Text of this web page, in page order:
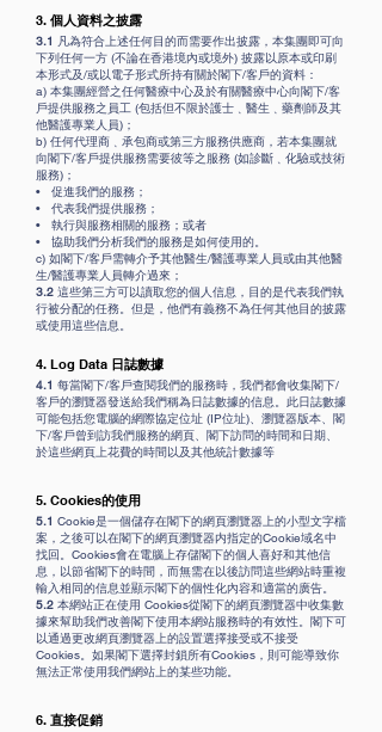
3. 個人資料之披露
3.1 凡為符合上述任何目的而需要作出披露，本集團即可向
下列任何一方 (不論在香港境內或境外) 披露以原本或印刷
本形式及/或以電子形式所持有關於閣下/客戶的資料：
a) 本集團經營之任何醫療中心及於有關醫療中心向閣下/客
戶提供服務之員工 (包括但不限於護士﹑醫生﹑藥劑師及其
他醫護專業人員)；
b) 任何代理商﹑承包商或第三方服務供應商，若本集團就
向閣下/客戶提供服務需要彼等之服務 (如診斷﹑化驗或技術
服務)；
• 促進我們的服務；
• 代表我們提供服務；
• 執行與服務相關的服務；或者
• 協助我們分析我們的服務是如何使用的。
c) 如閣下/客戶需轉介予其他醫生/醫護專業人員或由其他醫
生/醫護專業人員轉介過來；
3.2 這些第三方可以讀取您的個人信息，目的是代表我們執
行被分配的任務。但是，他們有義務不為任何其他目的披露
或使用這些信息。
4. Log Data 日誌數據
4.1 每當閣下/客戶查閱我們的服務時，我們都會收集閣下/
客戶的瀏覽器發送給我們稱為日誌數據的信息。此日誌數據
可能包括您電腦的網際協定位址 (IP位址)、瀏覽器版本、閣
下/客戶曾到訪我們服務的網頁、閣下訪問的時間和日期、
於這些網頁上花費的時間以及其他統計數據等
5. Cookies的使用
5.1 Cookie是一個儲存在閣下的網頁瀏覽器上的小型文字檔
案，之後可以在閣下的網頁瀏覽器内指定的Cookie域名中
找回。Cookies會在電腦上存儲閣下的個人喜好和其他信
息，以節省閣下的時間，而無需在以後訪問這些網站時重複
輸入相同的信息並顯示閣下的個性化內容和適當的廣告。
5.2 本網站正在使用 Cookies從閣下的網頁瀏覽器中收集數
據來幫助我們改善閣下使用本網站服務時的有效性。閣下可
以通過更改網頁瀏覽器上的設置選擇接受或不接受
Cookies。如果閣下選擇封鎖所有Cookies，則可能導致你
無法正常使用我們網站上的某些功能。
6. 直接促銷